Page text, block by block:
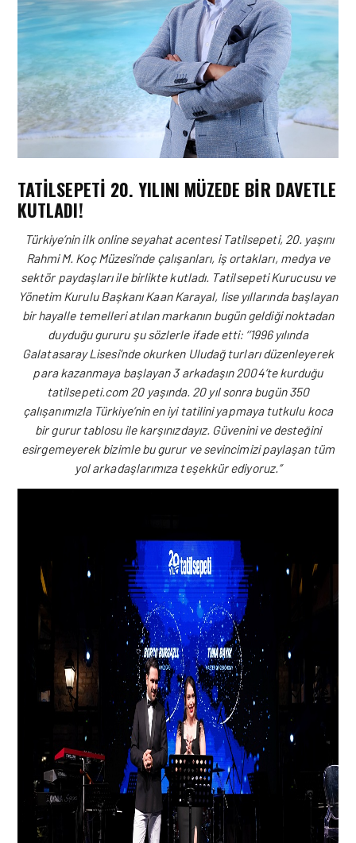
TATILSEPETI 20. YILINI MÜZEDE BIR DAVETLE
KUTLADI!
Türkiye’nin ilk online seyahat acentesi Tatilsepeti, 20. yaşını
Rahmi M. Koç Müzesi’nde çalışanları, iş ortakları, medya ve
sektör paydaşları ile birlikte kutladı. Tatilsepeti Kurucusu ve
Yönetim Kurulu Başkanı Kaan Karayal, lise yıllarında başlayan
bir hayalle temelleri atılan markanın bugün geldiği noktadan
duyduğu gururu şu sözlerle ifade etti: ‘’1996 yılında
Galatasaray Lisesi’nde okurken Uludağ turları düzenleyerek
para kazanmaya başlayan 3 arkadaşın 2004’te kurduğu
tatilsepeti.com 20 yaşında. 20 yıl sonra bugün 350
çalışanımızla Türkiye’nin en iyi tatilini yapmaya tutkulu koca
bir gurur tablosu ile karşınızdayız. Güvenini ve desteğini
esirgemeyerek bizimle bu gurur ve sevincimizi paylaşan tüm
yol arkadaşlarımıza teşekkür ediyoruz.’’